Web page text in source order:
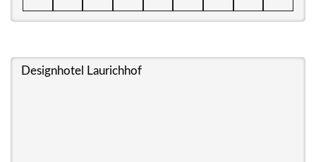
Designhotel Laurichhof